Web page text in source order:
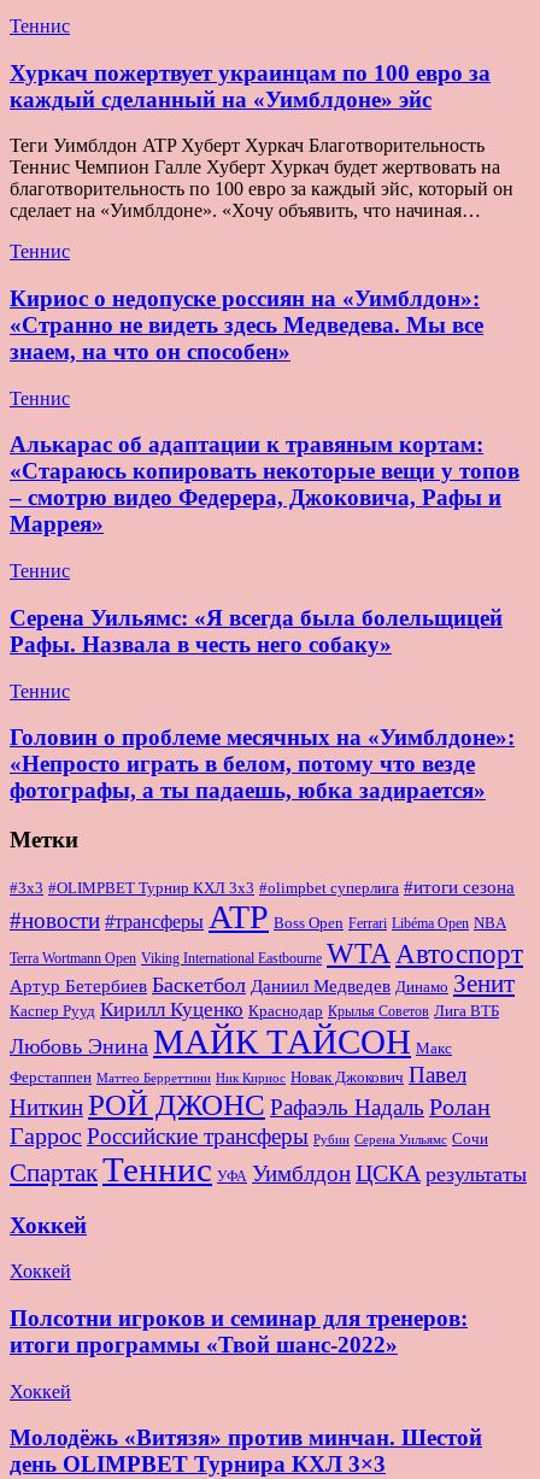
Теннис
Хуркач пожертвует украинцам по 100 евро за
каждый сделанный на «Уимблдоне» эйс
Теги Уимблдон ATP Хуберт Хуркач Благотворительность
Теннис Чемпион Галле Хуберт Хуркач будет жертвовать на
благотворительность по 100 евро за каждый эйс, который он
сделает на «Уимблдоне». «Хочу объявить, что начиная…
Теннис
Кириос о недопуске россиян на «Уимблдон»:
«Странно не видеть здесь Медведева. Мы все
знаем, на что он способен»
Теннис
Алькарас об адаптации к травяным кортам:
«Стараюсь копировать некоторые вещи у топов
– смотрю видео Федерера, Джоковича, Рафы и
Маррея»
Теннис
Серена Уильямс: «Я всегда была болельщицей
Рафы. Назвала в честь него собаку»
Теннис
Головин о проблеме месячных на «Уимблдоне»:
«Непросто играть в белом, потому что везде
фотографы, а ты падаешь, юбка задирается»
Метки
#3x3 #OLIMPBET Турнир КХЛ 3x3 #olimpbet суперлига #итоги сезона
#новости #трансферы ATP Boss Open Ferrari Libéma Open NBA
Terra Wortmann Open Viking International Eastbourne WTA Автоспорт
Артур Бетербиев Баскетбол Даниил Медведев Динамо Зенит
Каспер Рууд Кирилл Куценко Краснодар Крылья Советов Лига ВТБ
Любовь Энина МАЙК ТАЙСОН Макс
Ферстаппен Маттео Берреттини Ник Кириос Новак Джокович Павел
НиткинРОЙ ДЖОНС Рафаэль Надаль Ролан
Гаррос Российские трансферы Рубин Серена Уильямс Сочи
СпартакТеннис УФА УимблдонЦСКА результаты
Хоккей
Хоккей
Полсотни игроков и семинар для тренеров:
итоги программы «Твой шанс-2022»
Хоккей
Молодёжь «Витязя» против минчан. Шестой
день OLIMPBET Турнира КХЛ 3×3